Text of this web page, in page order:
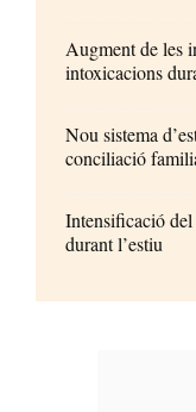
Augment de les
intoxicacions
Nou sistema
conciliació
Intensificació
durant l’estiu